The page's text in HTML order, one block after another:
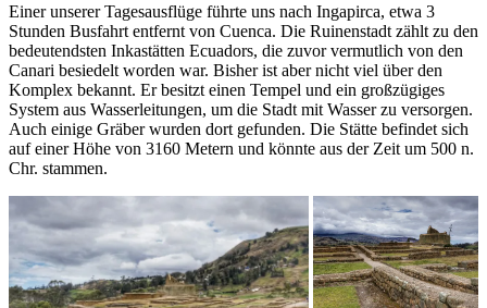
Einer unserer Tagesausflüge führte uns nach Ingapirca, etwa 3
Stunden Busfahrt entfernt von Cuenca. Die Ruinenstadt zählt zu den
bedeutendsten Inkastätten Ecuadors, die zuvor vermutlich von den
Canari besiedelt worden war. Bisher ist aber nicht viel über den
Komplex bekannt. Er besitzt einen Tempel und ein großzügiges
System aus Wasserleitungen, um die Stadt mit Wasser zu versorgen.
Auch einige Gräber wurden dort gefunden. Die Stätte befindet sich
auf einer Höhe von 3160 Metern und könnte aus der Zeit um 500 n.
Chr. stammen.